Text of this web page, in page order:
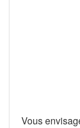
Vous